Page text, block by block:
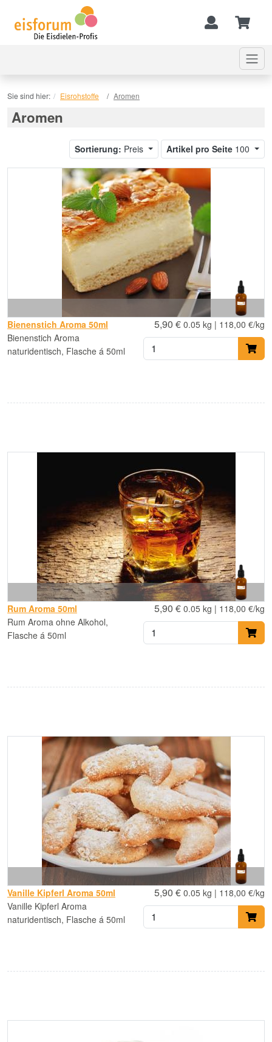
Sie sind hier: Eisrohstoffe Aromen
Aromen
Sortierung: Preis Artikel pro Seite 100
Bienenstich Aroma 50ml
Bienenstich Aroma
naturidentisch, Flasche á 50ml
5,90 € 0.05 kg | 118,00 €/kg
Rum Aroma 50ml
Rum Aroma ohne Alkohol,
Flasche á 50ml
5,90 € 0.05 kg | 118,00 €/kg
Vanille Kipferl Aroma 50ml
Vanille Kipferl Aroma
naturidentisch, Flasche á 50ml
5,90 € 0.05 kg | 118,00 €/kg